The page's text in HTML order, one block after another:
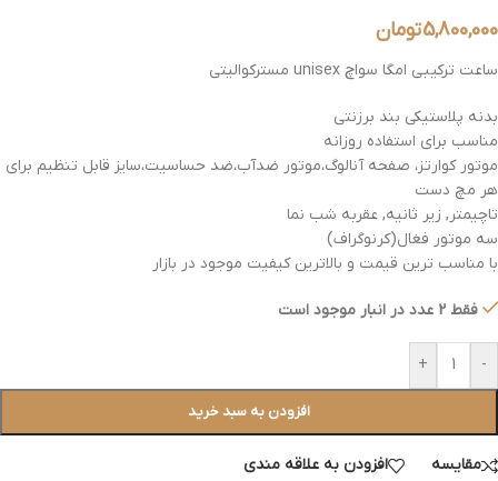
5,800,000تومان
ساعت ترکیبی امگا سواچ unisex مسترکوالیتی
بدنه پلاستیکی بند برزنتی
مناسب برای استفاده روزانه
موتور کوارتز، صفحه آنالوگ،موتور ضدآب،ضد حساسیت،سایز قابل تنظیم برای
هر مچ دست
تاچیمتر, زیر ثانیه, عقربه شب نما
سه موتور فغال(کرنوگراف)
با مناسب ترین قیمت و بالاترین کیفیت موجود در بازار
فقط 2 عدد در انبار موجود است
-
+
افزودن به سبد خرید
مقایسه افزودن به علاقه مندی